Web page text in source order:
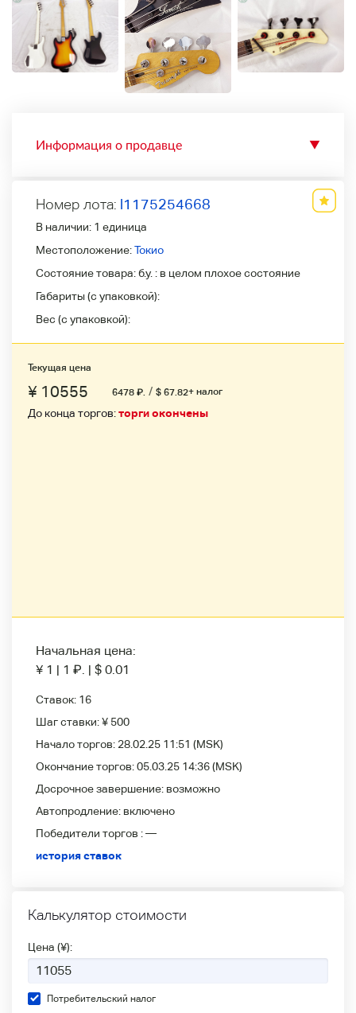
Информация о продавце ▼
Номер лота: l1175254668
В наличии: 1 единица
Местоположение:Токио
Состояние товара:б.у. : в целом плохое состояние
Габариты (с упаковкой):
Вес (с упаковкой):
Текущая цена
¥ 10555 6478 ₽ / $ 67.82+ налог
До конца торгов:торги окончены
Начальная цена:
¥ 1 | 1 ₽ | $ 0.01
Ставок: 16
Шаг ставки:¥ 500
Начало торгов: 28.02.25 11:51 (MSK)
Окончание торгов:05.03.25 14:36(MSK)
Досрочное завершение: возможно
Автопродление: включено
Победители
торгов :—
история ставок
Калькулятор стоимости
Цена (¥):
Потребительский налог